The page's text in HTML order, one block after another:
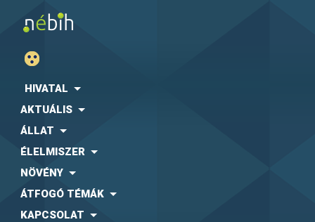
HIVATAL
AKTUÁLIS
ÁLLAT
ÉLELMISZER
NÖVÉNY
ÁTFOGÓ TÉMÁK
KAPCSOLAT